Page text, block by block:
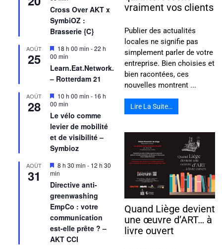
Cross Over AKT x
SymbiOZ :
Brasserie {C}
AOÛT
25
Mis
en
18 h 00 min -22 h
00 min
Learn.Eat.Network.
– Rotterdam 21
AOÛT
28
Mis
en
avant
10 h 00 min - 16 h
00 min
Le vélo comme
levier de mobilité
et de visibilité –
Symbioz
AOÛT
31
Mis
en
avant
8 h 30 min - 12 h 30
min
Directive anti-
greenwashing
EmpCo : votre
communication
est-elle prête ? –
AKT CCI
vraiment vos clients
Publier des actualités
locales ne signifie pas
simplement parler de votre
entreprise. Bien choisies et
bien racontées, ces
nouvelles montrent ...
Lire La Suite…
Quand Liège devient
une œuvre d’ART… à
livre ouvert